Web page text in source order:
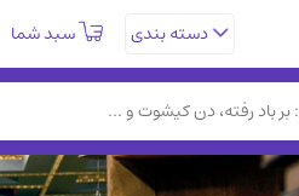
دسته بندی سبد شما